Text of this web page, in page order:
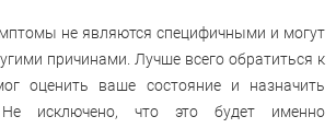
не являются специфичными и могут
причинами. Лучше всего обратиться к
оценить ваше состояние и назначить
исключено, что это будет именно